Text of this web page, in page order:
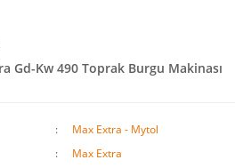
Gd-Kw 490 Toprak Burgu Makinası
Max Extra - Mytol
Max Extra